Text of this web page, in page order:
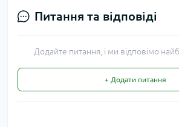
Питання та відповіді
Додайте питання, і ми відповімо
+ Додати питання